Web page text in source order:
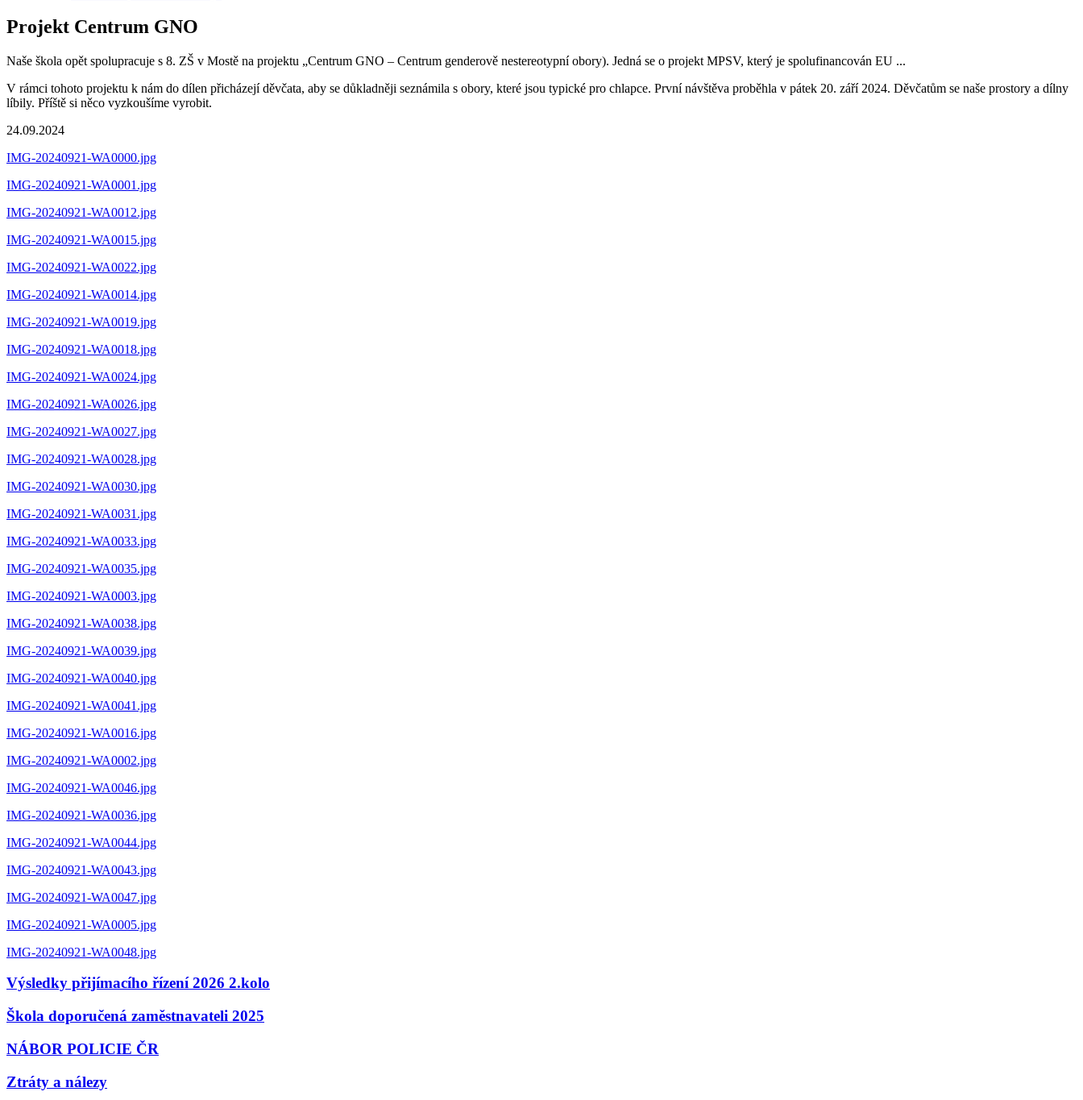
Projekt Centrum GNO
Naše škola opět spolupracuje s 8. ZŠ v Mostě na projektu „Centrum GNO – Centrum genderově nestereotypní obory). Jedná se o projekt MPSV, který je spolufinancován EU ...
V rámci tohoto projektu k nám do dílen přicházejí děvčata, aby se důkladněji seznámila s obory, které jsou typické pro chlapce. První návštěva proběhla v pátek 20. září 2024. Děvčatům se naše prostory a dílny
líbily. Příště si něco vyzkoušíme vyrobit.
24.09.2024
IMG-20240921-WA0000.jpg
IMG-20240921-WA0001.jpg
IMG-20240921-WA0012.jpg
IMG-20240921-WA0015.jpg
IMG-20240921-WA0022.jpg
IMG-20240921-WA0014.jpg
IMG-20240921-WA0019.jpg
IMG-20240921-WA0018.jpg
IMG-20240921-WA0024.jpg
IMG-20240921-WA0026.jpg
IMG-20240921-WA0027.jpg
IMG-20240921-WA0028.jpg
IMG-20240921-WA0030.jpg
IMG-20240921-WA0031.jpg
IMG-20240921-WA0033.jpg
IMG-20240921-WA0035.jpg
IMG-20240921-WA0003.jpg
IMG-20240921-WA0038.jpg
IMG-20240921-WA0039.jpg
IMG-20240921-WA0040.jpg
IMG-20240921-WA0041.jpg
IMG-20240921-WA0016.jpg
IMG-20240921-WA0002.jpg
IMG-20240921-WA0046.jpg
IMG-20240921-WA0036.jpg
IMG-20240921-WA0044.jpg
IMG-20240921-WA0043.jpg
IMG-20240921-WA0047.jpg
IMG-20240921-WA0005.jpg
IMG-20240921-WA0048.jpg
Výsledky přijímacího řízení 2026 2.kolo
Škola doporučená zaměstnavateli 2025
NÁBOR POLICIE ČR
Ztráty a nálezy